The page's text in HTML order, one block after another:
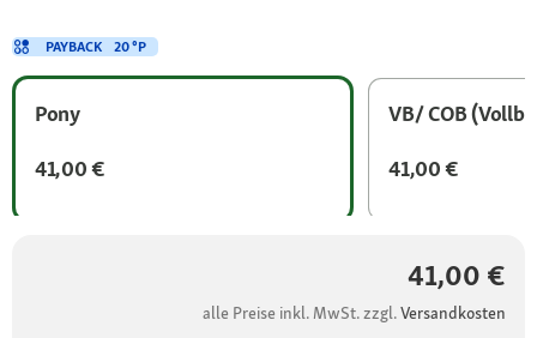
Pony
41,00 €
VB/ COB
41,00 €
41,00 €
alle Preise inkl. MwSt. zzgl.Versandkosten
PAYBACK 20 °P